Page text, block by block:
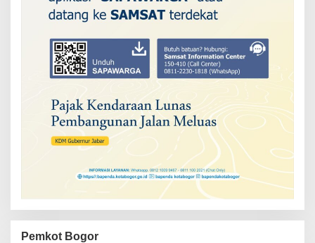
Pemkot Bogor